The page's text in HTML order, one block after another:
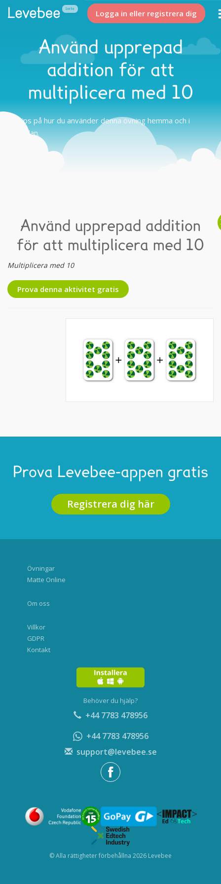
Logga in eller registrera dig
Använd upprepad
addition för att
multiplicera med 10
Tips på hur du använder denna övning hemma och i
skolan.
Använd upprepad addition
för att multiplicera med 10
Multiplicera med 10
Prova denna aktivitet gratis
Prova Levebee-appen gratis
Registrera dig här
Övningar
Matte Online
Om oss
Villkor
GDPR
Kontakt
Behöver du hjälp?
+44 7783 478956
+44 7783 478956
support@levebee.se
© Alla rättigheter förbehållna 2026 Levebee